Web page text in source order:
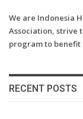
We are Indonesia
Association, strive
program to benefit
RECENT POSTS